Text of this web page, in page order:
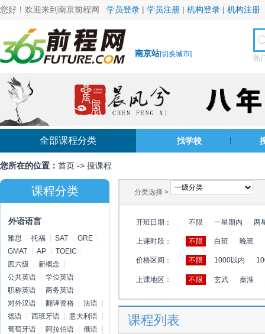
您好！欢迎来到南京前程网 学员登录 | 学员注册 | 机构登录 | 机构注册
南京站[切换城市] 热
全部课程分类 找学校
您所在的位置： 首页 -> 搜课程
课程分类
外语语言
雅思 托福 SAT
GRE
GMAT
AP
TOEIC
四六级
新概念
公共英语
学位英语
职称英语
商务英语
对外汉语
翻译资格
法语
德语
西班牙语
意大利语
葡萄牙语
阿拉伯语
俄语
分类选择 >
开班日期： 不限 一星期内 两
上课时段： 不限 白班 晚班
价格区间： 不限 1000以内
上课地区： 不限 玄武 秦淮
课程列表